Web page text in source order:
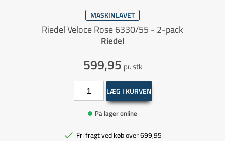
MASKINLAVET
Riedel Veloce Rose 6330/55 - 2-pack
Riedel
599,95 pr. stk
LÆG I KURVEN
På lager online
Fri fragt ved køb over 699,95